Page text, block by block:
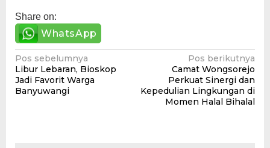
Share on:
WhatsApp
Navigasi
pos
Pos sebelumnya
Libur Lebaran, Bioskop
Jadi Favorit Warga
Banyuwangi
Pos berikutnya
Camat Wongsorejo
Perkuat Sinergi dan
Kepedulian Lingkungan di
Momen Halal Bihalal